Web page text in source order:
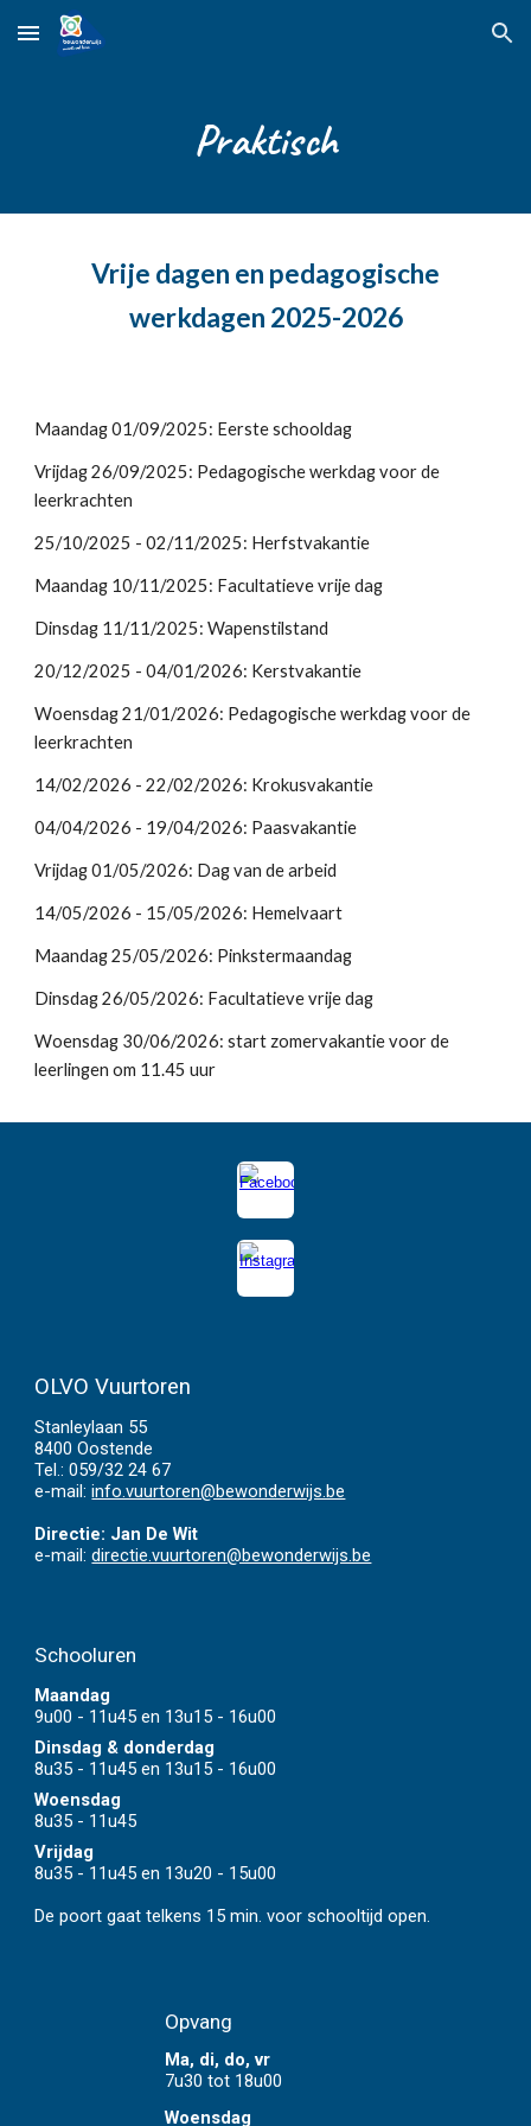
Skip to main content Skip to navigation
Praktisch
Vrije dagen en pedagogische
werkdagen 2025-2026
Maandag 01/09/2025: Eerste schooldag
Vrijdag 26/09/2025: Pedagogische werkdag voor de
leerkrachten
25/10/2025 - 02/11/2025: Herfstvakantie
Maandag 10/11/2025: Facultatieve vrije dag
Dinsdag 11/11/2025: Wapenstilstand
20/12/2025 - 04/01/2026: Kerstvakantie
Woensdag 21/01/2026: Pedagogische werkdag voor de
leerkrachten
14/02/2026 - 22/02/2026: Krokusvakantie
04/04/2026 - 19/04/2026: Paasvakantie
Vrijdag 01/05/2026: Dag van de arbeid
14/05/2026 - 15/05/2026: Hemelvaart
Maandag 25/05/2026: Pinkstermaandag
Dinsdag 26/05/2026: Facultatieve vrije dag
Woensdag 30/06/2026:start zomervakantie voor de
leerlingen om 11.45 uur
OLVO Vuurtoren
Stanleylaan 55
8400 Oostende
Tel.:059/32 24 67
e-mail:info.vuurtoren@bewonderwijs.be
Directie: Jan De Wit
e-mail:directie.vuurtoren@bewonderwijs.be
Schooluren
Maandag
9u00 - 11u45 en 13u15 - 16u00
Dinsdag & donderdag
8u35 - 11u45 en 13u15 - 16u00
Woensdag
8u35 - 11u45
Vrijdag
8u35 - 11u45 en 13u20 - 15u00
De poort gaat telkens 15 min. voor schooltijd open.
Opvang
Ma, di, do, vr
7u30 tot 18u00
Woensdag